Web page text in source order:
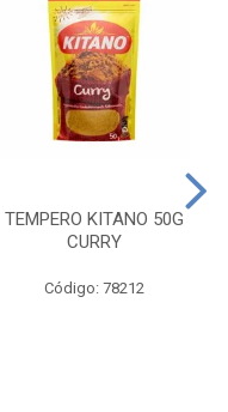
TEMPERO KITANO 50G
CURRY
Código: 78212